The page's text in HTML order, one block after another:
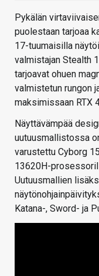
Pykälän
puolestaan tarjoaa
17-tuumaisilla
valmistajan Stealth
tarjoavat ohuen
valmistetun rungon
maksimissaan RTX
Näyttävämpää
uutuusmallistossa
varustettu Cyborg
13620H-
Uutuusmallien
Katana-, Sword- ja